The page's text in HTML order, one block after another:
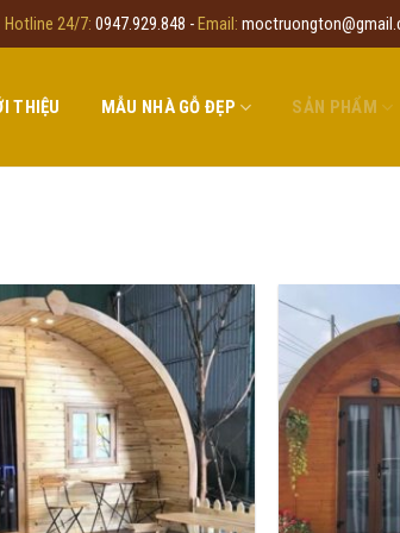
Hotline 24/7: 0947.929.848 - Email:
THIỆU MẪU NHÀ GỖ ĐẸP SẢN PHẨM